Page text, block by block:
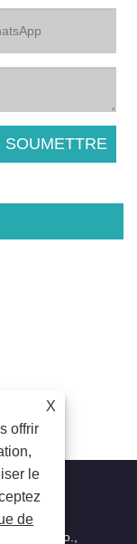
X
offrir
le
de
Co.,